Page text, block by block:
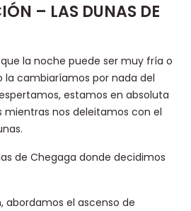
– LAS DUNAS DE
la noche puede ser muy fría o
la cambiaríamos por nada del
estamos en absoluta
nos deleitamos con el
de Chegaga donde decidimos
abordamos el ascenso de